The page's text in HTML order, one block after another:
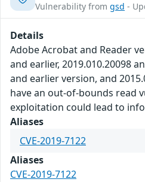
Vulnerability from gsd -
Details
Adobe Acrobat and Reader
and earlier, 2019.010.20098
and earlier version, and
have an out-of-bounds read
exploitation could lead to
Aliases
CVE-2019-7122
Aliases
CVE-2019-7122